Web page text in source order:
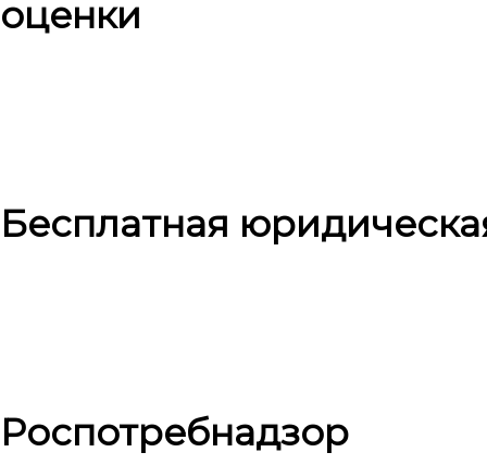
оценки
Бесплатная
Роспотребнадзор